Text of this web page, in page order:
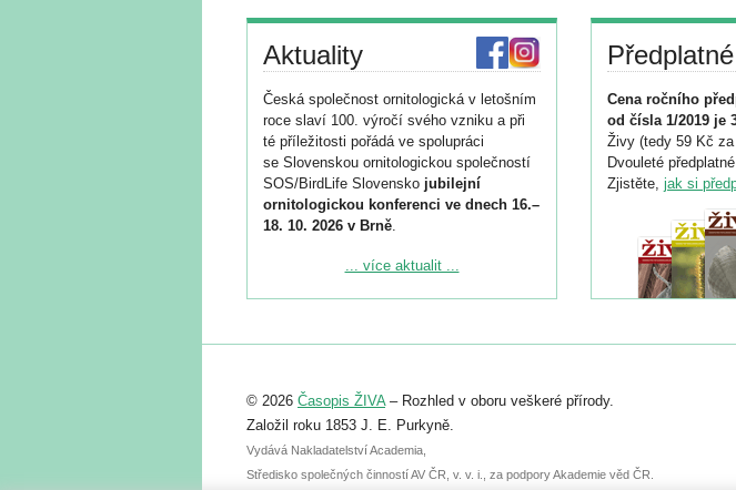
Aktuality
Česká společnost ornitologická v letošním
roce slaví 100. výročí svého vzniku a při
té příležitosti pořádá ve spolupráci
se Slovenskou ornitologickou společností
SOS/BirdLife Slovensko jubilejní
ornitologickou konferenci ve dnech 16.–
18. 10. 2026 v Brně.
Podrobnější informace ke konferenci
Registrovat se můžete do 6. září.
abstraktu přihlášené přednášky nebo
posteru je už 30. června.
... více aktualit ...
Cena ročního
od čísla 1/2019 je
Živy (tedy 59 Kč
Dvouleté
Zjistěte, jak si
© 2026 Časopis ŽIVA– Rozhled v oboru veškeré přírody.
Založil roku 1853 J. E. Purkyně.
Vydává Nakladatelství Academia,
Středisko společných činností AV ČR, v. v. i., za podpory Akademie věd ČR.